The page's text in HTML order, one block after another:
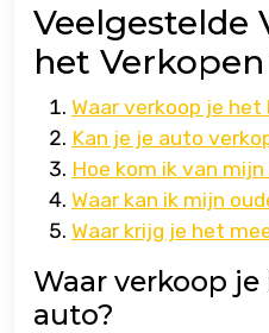
Veelgestelde
het
Waar verkoop je
Kan je je auto
Hoe kom ik van
Waar kan ik mijn
Waar krijg je het
Waar verkoop
auto?